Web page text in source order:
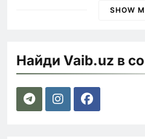
SHOW
Найди Vaib.uz в